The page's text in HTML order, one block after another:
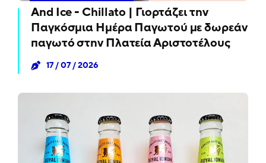
And Ice - Chillato | Γιορτάζει την
Παγκόσμια Ημέρα Παγωτού με δωρεάν
παγωτό στην Πλατεία Αριστοτέλους
17 / 07 / 2026